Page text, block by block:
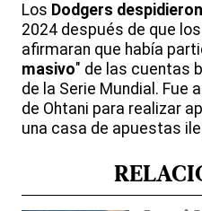
Los Dodgers
2024 después de que
afirmaran que había
masivo" de las cuentas
de la Serie Mundial. Fue
de Ohtani para realizar
una casa de apuestas